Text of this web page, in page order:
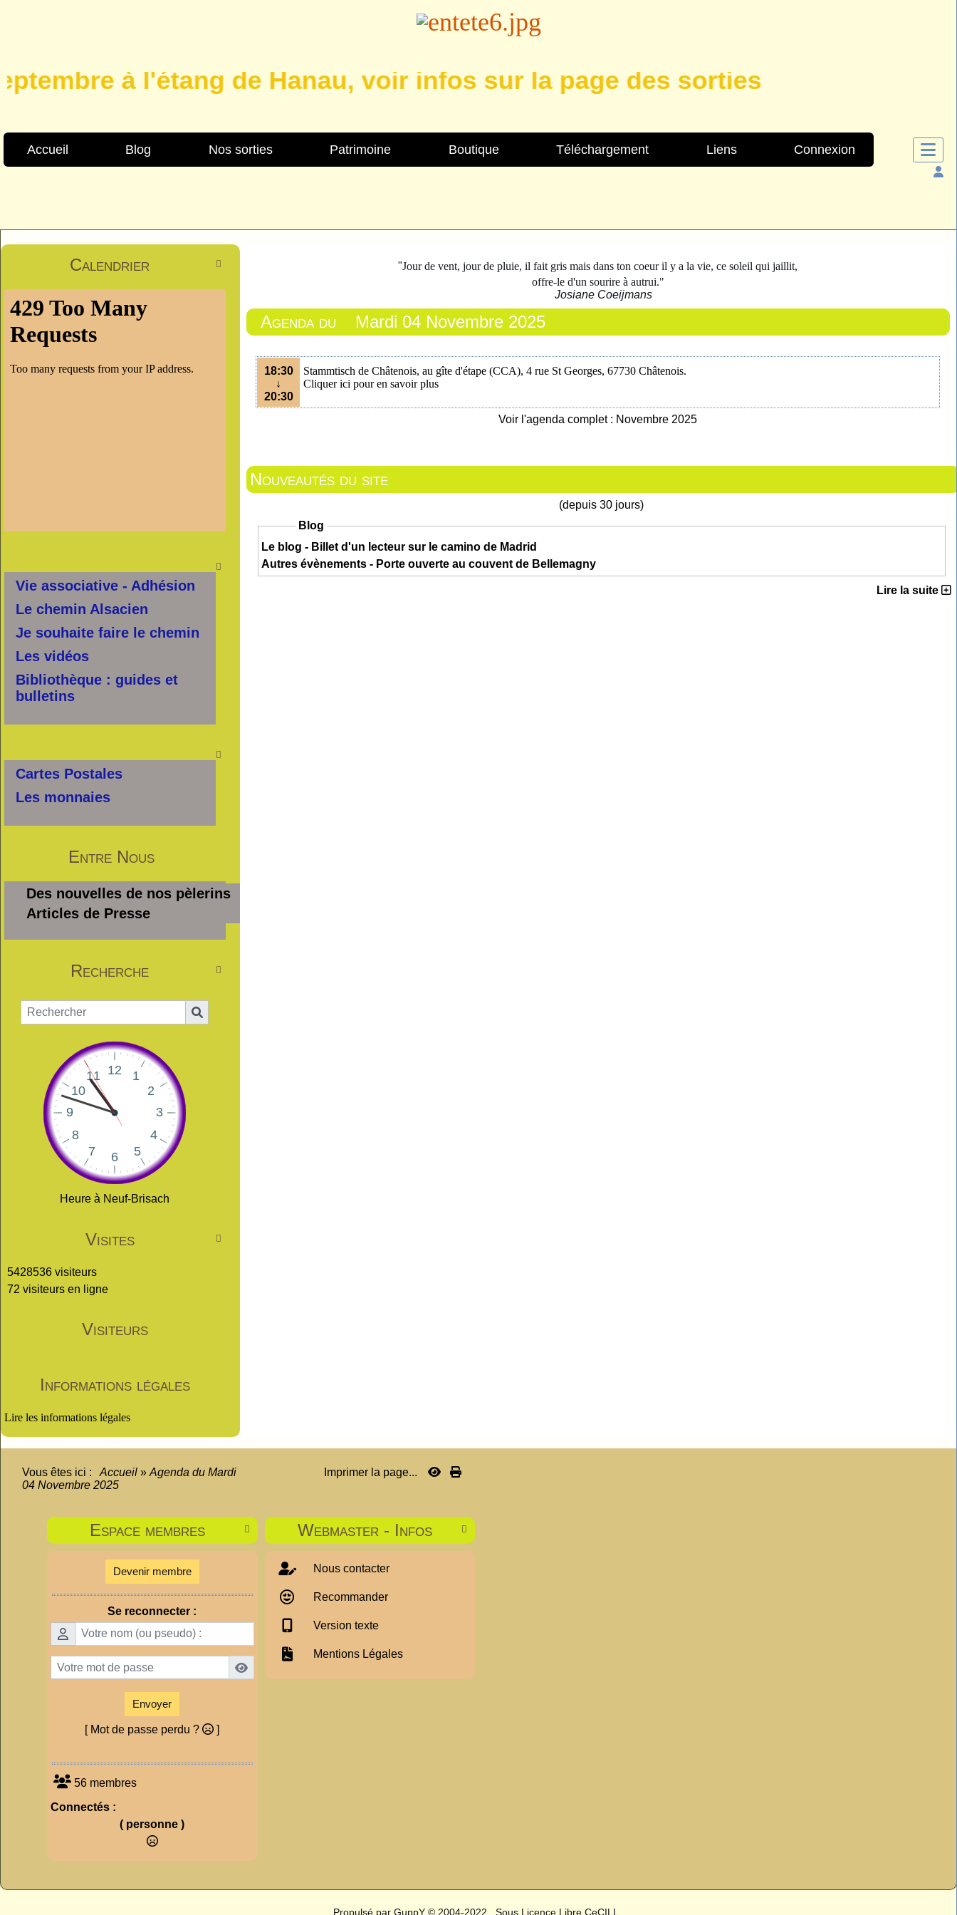
à l'étang de Hanau, voir infos sur la page des sorties
Accueil Blog Nos sorties Patrimoine Boutique Téléchargement Liens Connexion

Calendrier

Vie associative - Adhésion
Le chemin Alsacien
Je souhaite faire le chemin
Les vidéos
Bibliothèque : guides et
bulletins

Cartes Postales
Les monnaies
Entre Nous
Des nouvelles de nos pèlerins
Articles de Presse

Recherche
Heure à Neuf-Brisach

Visites
5428536 visiteurs
72 visiteurs en ligne
Visiteurs
Informations légales
Lire les informations légales
"Jour de vent, jour de pluie, il fait gris mais dans ton coeur il y a la vie, ce soleil qui jaillit,
offre-le d'un sourire à autrui."
Josiane Coeijmans
Agenda du Mardi 04 Novembre 2025
18:30
↓
20:30
Stammtisch de Châtenois, au gîte d'étape (CCA), 4 rue St Georges, 67730 Châtenois.
Cliquer ici pour en savoir plus
Voir l'agenda complet : Novembre 2025
Nouveautés du site
(depuis 30 jours)
Blog
Le blog - Billet d'un lecteur sur le camino de Madrid
Autres évènements - Porte ouverte au couvent de Bellemagny
Lire la suite
Vous êtes ici : Accueil » Agenda du Mardi
04 Novembre 2025
Imprimer la page...

Espace membres
Devenir membre
Se reconnecter :
Envoyer
[ Mot de passe perdu ? ]
56 membres
Connectés :
( personne )

Webmaster - Infos
Nous contacter
Recommander
Version texte
Mentions Légales
Propulsé par GuppY © 2004-2022 Sous Licence Libre CeCILL